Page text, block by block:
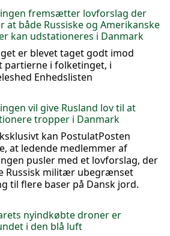
fremsætter lovforslag der
at både Russiske og Amerikanske
kan udstationeres i Danmark
er blevet taget godt imod
partierne i folketinget, i
Enhedslisten
vil give Rusland lov til at
tropper i Danmark
kan PostulatPosten
at ledende medlemmer af
pusler med et lovforslag, der
Russisk militær ubegrænset
til flere baser på Dansk jord.
nyindkøbte droner er
i den blå luft